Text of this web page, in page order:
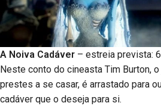
A Noiva Cadáver – estreia prevista:
Neste conto do cineasta Tim Burton,
prestes a se casar, é arrastado para
cadáver que o deseja para si.